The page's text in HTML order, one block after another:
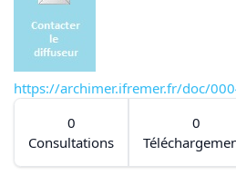
https://archimer.ifremer.fr/doc/
0
Consultations
0